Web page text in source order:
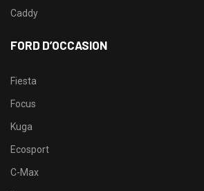
Caddy
FORD D’OCCASION
Fiesta
Focus
Kuga
Ecosport
C-Max